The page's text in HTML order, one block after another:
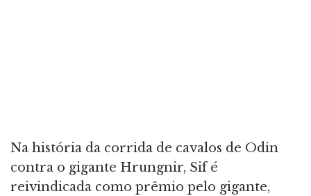
Na história da corrida de cavalos de Odin
contra o gigante Hrungnir, Sif é
reivindicada como prêmio pelo gigante,